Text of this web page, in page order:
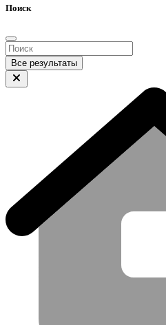
Поиск
Все результаты